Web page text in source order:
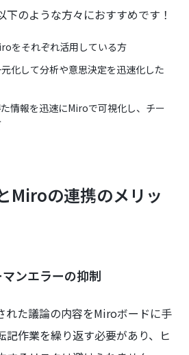
のような方々におすすめです！
をそれぞれ活用している方
化して分析や意思決定を迅速化した
情報を迅速にMiroで可視化し、チー
Miroの連携のメリッ
ンエラーの抑制
れた議論の内容をMiroボードに手
記作業を繰り返す必要があり、ヒ